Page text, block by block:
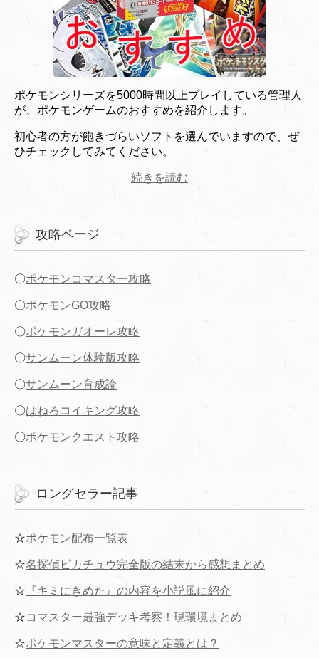
ポケモンシリーズを5000時間以上プレイしている管理人
が、ポケモンゲームのおすすめを紹介します。
初心者の方が飽きづらいソフトを選んでいますので、ぜ
ひチェックしてみてください。
続きを読む
攻略ページ
〇ポケモンコマスター攻略
〇ポケモンGO攻略
〇ポケモンガオーレ攻略
〇サンムーン体験版攻略
〇サンムーン育成論
〇はねろコイキング攻略
〇ポケモンクエスト攻略
ロングセラー記事
☆ポケモン配布一覧表
☆名探偵ピカチュウ完全版の結末から感想まとめ
☆ 『キミにきめた』の内容を小説風に紹介
☆コマスター最強デッキ考察！現環境まとめ
☆ポケモンマスターの意味と定義とは？